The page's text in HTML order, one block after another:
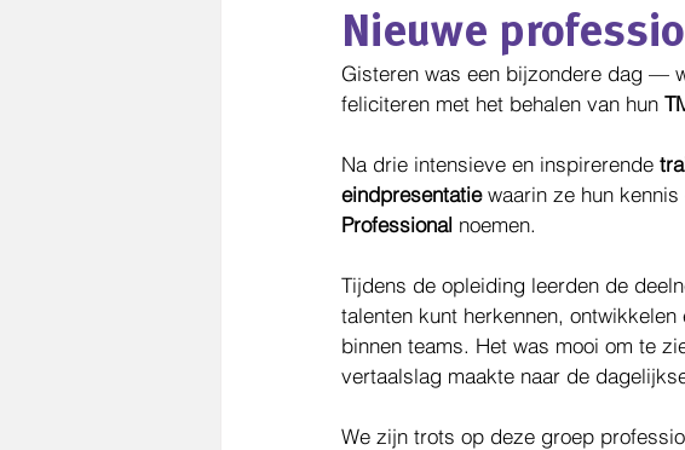
Nieuwe
Gisteren was een bijzondere dag —
feliciteren met het behalen van hun
Na drie intensieve en inspirerende
eindpresentatie waarin ze hun kennis
Professional noemen.
Tijdens de opleiding leerden de
talenten kunt herkennen,
binnen teams. Het was mooi om te
vertaalslag maakte naar de
We zijn trots op deze groep